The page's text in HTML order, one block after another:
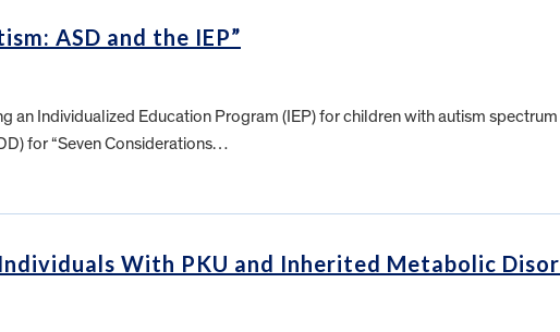
ASD and the IEP”
an Individualized Education Program (IEP) for children with autism spectrum
for “Seven Considerations…
With PKU and Inherited Metabolic